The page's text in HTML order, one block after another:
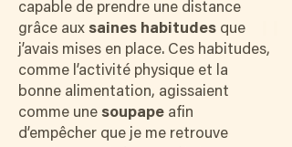
capable de prendre une distance
grâce aux saines habitudes que
j’avais mises en place. Ces habitudes,
comme l’activité physique et la
bonne alimentation, agissaient
comme une soupape afin
d’empêcher que je me retrouve